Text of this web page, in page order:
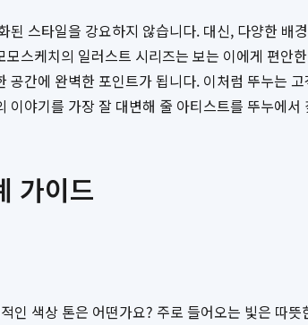
된 스타일을 강요하지 않습니다. 대신, 다양한 배
스케치의 일러스트 시리즈는 보는 이에게 편안
간에 완벽한 포인트가 됩니다. 이처럼 뚜누는
야기를 가장 잘 대변해 줄 아티스트를 뚜누에서
가이드
색상 톤은 어떤가요? 주로 들어오는 빛은 따